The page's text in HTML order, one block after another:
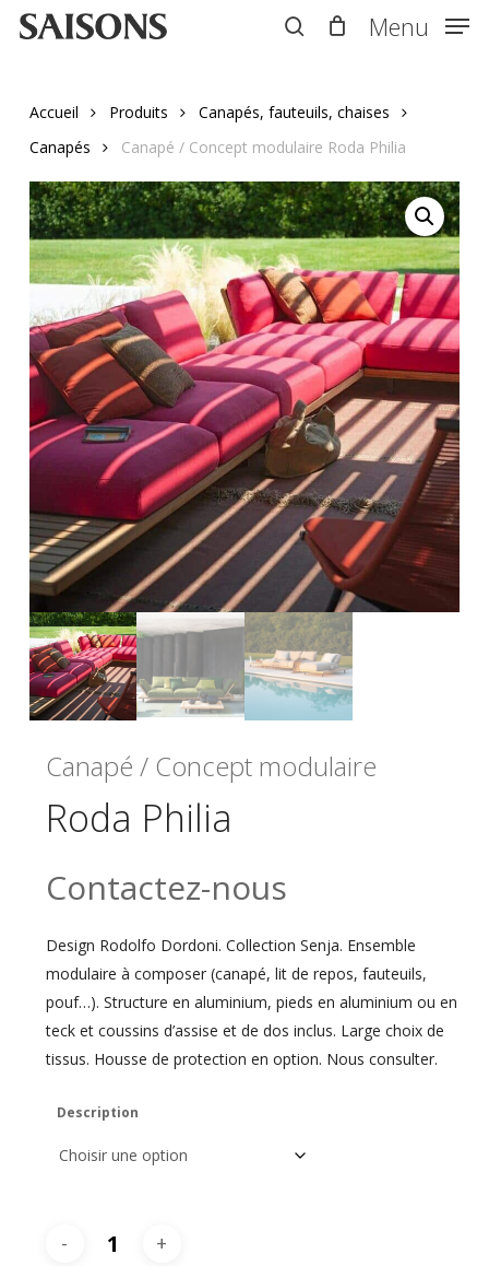
Skip
Menu
Accueil Produits
Canapés, fauteuils, chaises
Canapés
Canapé / Concept modulaire Roda Philia
Canapé / Concept modulaire
Roda Philia
Contactez-nous
Design Rodolfo Dordoni. Collection Senja. Ensemble
modulaire à composer (canapé, lit de repos, fauteuils,
pouf…). Structure en aluminium, pieds en aluminium ou en
teck et coussins d’assise et de dos inclus. Large choix de
tissus. Housse de protection en option. Nous consulter.
Description